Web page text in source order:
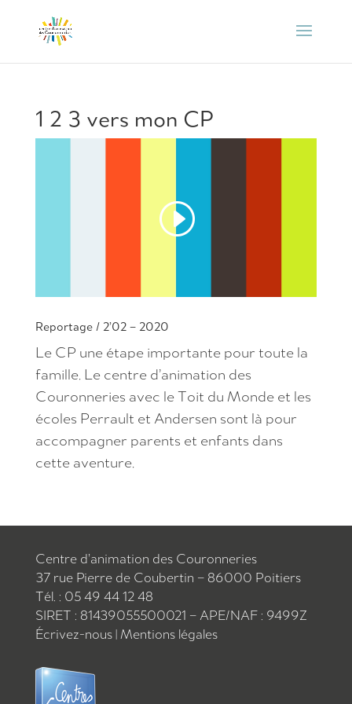
1 2 3 vers mon CP
Reportage / 2’02 – 2020
Le CP une étape importante pour toute la
famille. Le centre d’animation des
Couronneries avec le Toit du Monde et les
écoles Perrault et Andersen sont là pour
accompagner parents et enfants dans
cette aventure.
Centre d’animation des Couronneries
37 rue Pierre de Coubertin – 86000 Poitiers
Tél. : 05 49 44 12 48
SIRET : 81439055500021 – APE/NAF : 9499Z
Écrivez-nous|Mentions légales